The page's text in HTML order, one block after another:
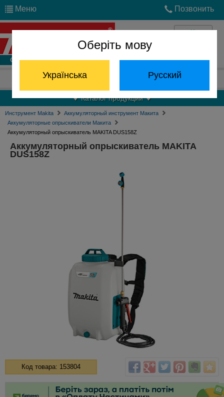
Оберіть мову
Українська Русский
Меню Позвонить
Войти
Отдел запчастей: (068) 824-24-24
Каталог продукции
Инструмент Makita
Аккумуляторный инструмент Макита
Аккумуляторные опрыскиватели Макита
Аккумуляторный опрыскиватель MAKITA DUS158Z
Аккумуляторный опрыскиватель MAKITA
DUS158Z
Код товара: 153804